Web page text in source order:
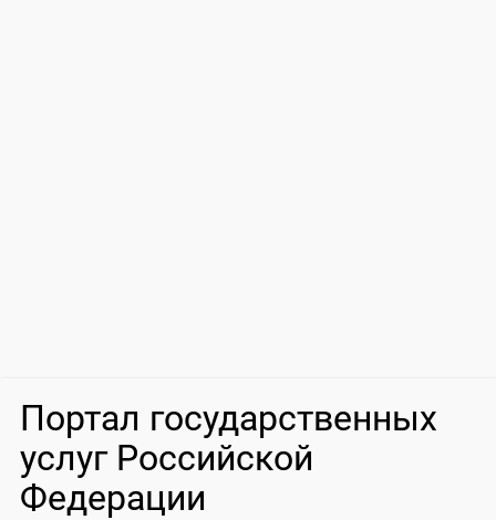
Портал государственных
услуг Российской
Федерации